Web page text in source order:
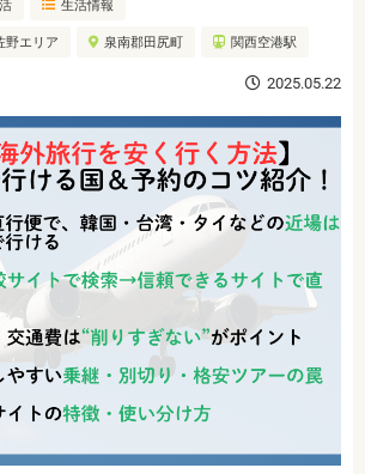
生活情報
野エリア 泉南郡田尻町 関西空港駅
2025.05.22